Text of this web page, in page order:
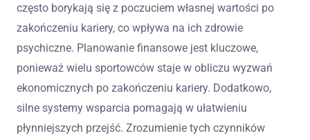
często borykają się z poczuciem własnej wartości po
zakończeniu kariery, co wpływa na ich zdrowie
psychiczne. Planowanie finansowe jest kluczowe,
ponieważ wielu sportowców staje w obliczu wyzwań
ekonomicznych po zakończeniu kariery. Dodatkowo,
silne systemy wsparcia pomagają w ułatwieniu
płynniejszych przejść. Zrozumienie tych czynników